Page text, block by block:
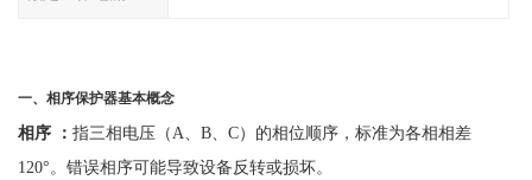
一、 相序保护器基本概念
相序 ： 指三相电压（A、B、C）的相位顺序，标准为各相相差
120°。错误相序可能导致设备反转或损坏。